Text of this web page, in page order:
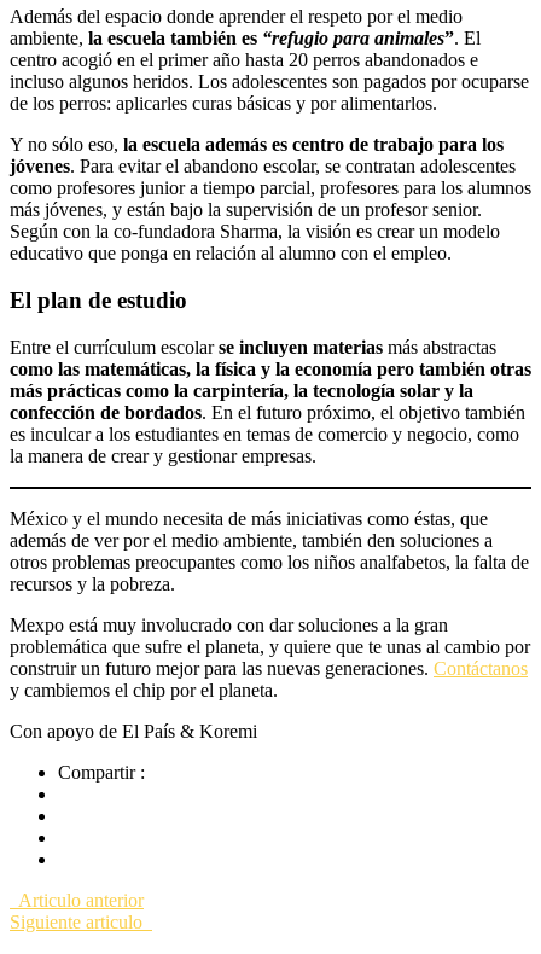
Además del espacio donde aprender el respeto por el medio
ambiente, la escuela también es “refugio para animales”. El
centro acogió en el primer año hasta 20 perros abandonados e
incluso algunos heridos. Los adolescentes son pagados por ocuparse
de los perros: aplicarles curas básicas y por alimentarlos.
Y no sólo eso, la escuela además es centro de trabajo para los
jóvenes. Para evitar el abandono escolar, se contratan adolescentes
como profesores junior a tiempo parcial, profesores para los alumnos
más jóvenes, y están bajo la supervisión de un profesor senior.
Según con la co-fundadora Sharma, la visión es crear un modelo
educativo que ponga en relación al alumno con el empleo.
El plan de estudio
Entre el currículum escolarse incluyen materias más abstractas
como las matemáticas, la física y la economía pero también otras
más prácticas como la carpintería, la tecnología solar y la
confección de bordados. En el futuro próximo, el objetivo también
es inculcar a los estudiantes en temas de comercio y negocio, como
la manera de crear y gestionar empresas.
México y el mundo necesita de más iniciativas como éstas, que
además de ver por el medio ambiente, también den soluciones a
otros problemas preocupantes como los niños analfabetos, la falta de
recursos y la pobreza.
Mexpo está muy involucrado con dar soluciones a la gran
problemática que sufre el planeta, y quiere que te unas al cambio por
construir un futuro mejor para las nuevas generaciones. Contáctanos
y cambiemos el chip por el planeta.
Con apoyo de El País & Koremi
Compartir :
Articulo anterior
Siguiente articulo